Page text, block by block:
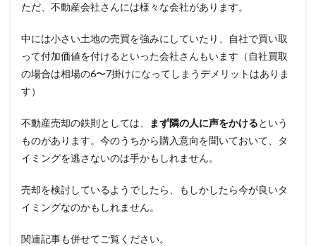
ただ、不動産会社さんには様々な会社があります。
中には小さい土地の売買を強みにしていたり、自社で買い取
って付加価値を付けるといった会社さんもいます（自社買取
の場合は相場の6〜7掛けになってしまうデメリットはありま
す）
不動産売却の鉄則としては、 まず隣の人に声をかけるという
ものがあります。今のうちから購入意向を聞いておいて、タ
イミングを逃さないのは手かもしれません。
売却を検討しているようでしたら、もしかしたら今が良いタ
イミングなのかもしれません。
関連記事も併せてご覧ください。